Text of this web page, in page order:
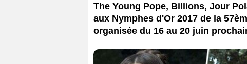
The Young Pope, Billions, Jour
aux Nymphes d'Or 2017 de la
organisée du 16 au 20 juin